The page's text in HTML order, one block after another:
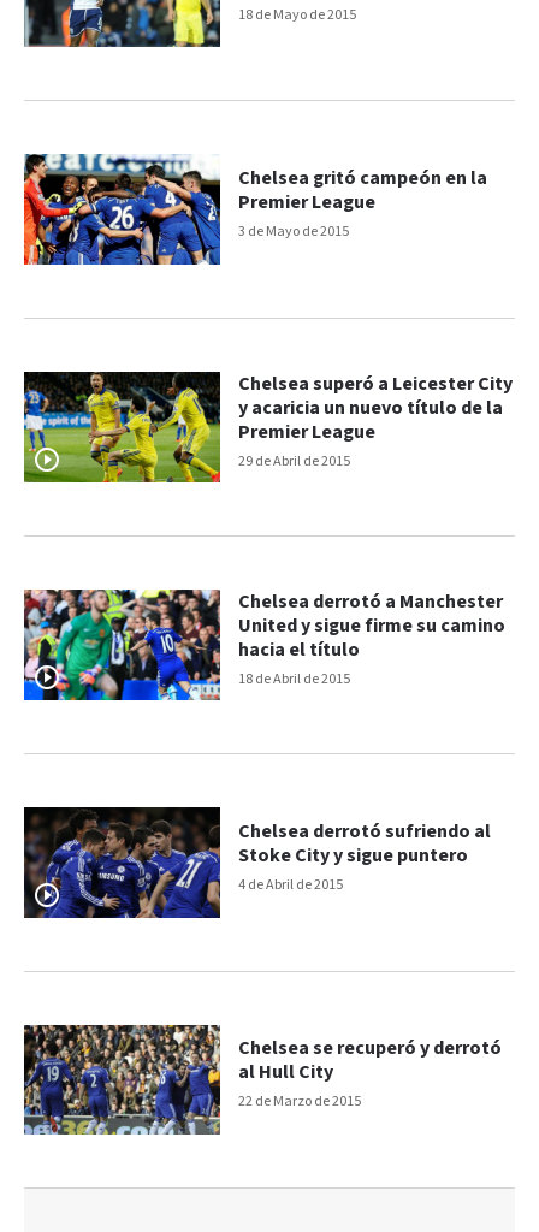
18 de Mayo de 2015
3 de Mayo de 2015
Chelsea gritó campeón en la
Premier League
29 de Abril de 2015
Chelsea superó a Leicester City
y acaricia un nuevo título de la
Premier League
18 de Abril de 2015
Chelsea derrotó a Manchester
United y sigue firme su camino
hacia el título
4 de Abril de 2015
Chelsea derrotó sufriendo al
Stoke City y sigue puntero
22 de Marzo de 2015
Chelsea se recuperó y derrotó
al Hull City